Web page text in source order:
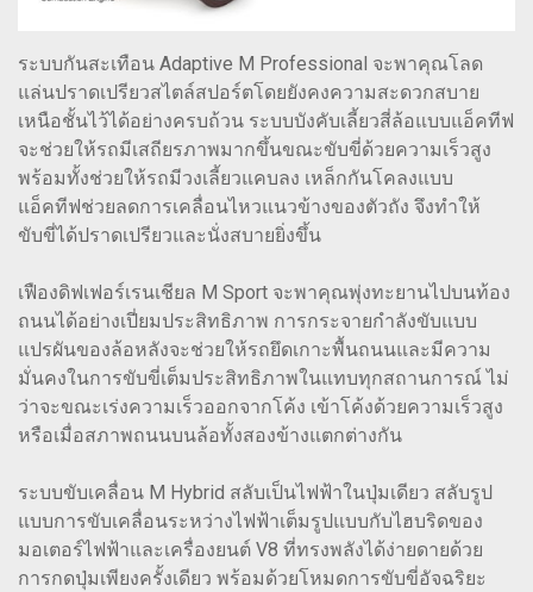
ระบบกันสะเทือน Adaptive M Professional จะพาคุณโลด
แล่นปราดเปรียวสไตล์สปอร์ตโดยยังคงความสะดวกสบาย
เหนือชั้นไว้ได้อย่างครบถ้วน ระบบบังคับเลี้ยวสี่ล้อแบบแอ็คทีฟ
จะช่วยให้รถมีเสถียรภาพมากขึ้นขณะขับขี่ด้วยความเร็วสูง
พร้อมทั้งช่วยให้รถมีวงเลี้ยวแคบลง เหล็กกันโคลงแบบ
แอ็คทีฟช่วยลดการเคลื่อนไหวแนวข้างของตัวถัง จึงทำให้
ขับขี่ได้ปราดเปรียวและนั่งสบายยิ่งขึ้น
เฟืองดิฟเฟอร์เรนเชียล M Sport จะพาคุณพุ่งทะยานไปบนท้อง
ถนนได้อย่างเปี่ยมประสิทธิภาพ การกระจายกำลังขับแบบ
แปรผันของล้อหลังจะช่วยให้รถยึดเกาะพื้นถนนและมีความ
มั่นคงในการขับขี่เต็มประสิทธิภาพในแทบทุกสถานการณ์ ไม่
ว่าจะขณะเร่งความเร็วออกจากโค้ง เข้าโค้งด้วยความเร็วสูง
หรือเมื่อสภาพถนนบนล้อทั้งสองข้างแตกต่างกัน
ระบบขับเคลื่อน M Hybrid สลับเป็นไฟฟ้าในปุ่มเดียว สลับรูป
แบบการขับเคลื่อนระหว่างไฟฟ้าเต็มรูปแบบกับไฮบริดของ
มอเตอร์ไฟฟ้าและเครื่องยนต์ V8 ที่ทรงพลังได้ง่ายดายด้วย
การกดปุ่มเพียงครั้งเดียว พร้อมด้วยโหมดการขับขี่อัจฉริยะ